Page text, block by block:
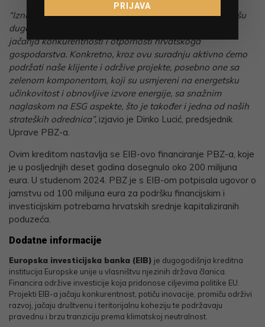
“Iznimno nam je zadovoljstvo što nastavljamo jačati našu
dugogodišnju uspješnu suradnju s EIB-om, a s ciljem
jačanja konkurentnosti i otpornosti hrvatskoga
gospodarstva. Konkretno, kroz ovu suradnju aktivno ćemo
podržati naše klijente i održive projekte, posebno one sa
zelenom komponentom, koji su usmjereni na energetsku
učinkovitost i obnovljive izvore energije, sa snažnim
naglaskom na ESG aspekte, što je također i jedna od naših
strateških odrednica”, izjavio je Dinko Lucić, predsjednik
Uprave PBZ-a.
Ovim kreditom nastavlja se EIB-ovo financiranje PBZ-a, koje
je u posljednjih deset godina dosegnulo oko 200 milijuna
eura. U studenom 2024. PBZ je s EIB-om potpisala ugovor o
jamstvu od 100 milijuna eura za podršku financijskim i
investicijskim potrebama hrvatskih srednje kapitaliziranih
poduzeća.
Dodatne informacije
Europska investicijska banka (EIB) je dugogodišnja kreditna
institucija Europske unije u vlasništvu njezinih država članica.
Financira održive investicije koja pridonose ciljevima politike EU.
Projekti EIB-a jačaju konkurentnost, potiču inovacije, promiču održivi
razvoj, jačaju društvenu i teritorijalnu koheziju te podržavaju
pravednu i brzu tranziciju prema klimatskoj neutralnost.
PRIJAVA